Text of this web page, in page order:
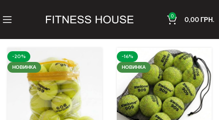
0 0,00ГРН.
-20%
НОВИНКА
-16%
НОВИНКА